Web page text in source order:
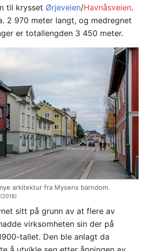
til krysset Ørjeveien/Havnåsveien.
2 970 meter langt, og medregnet
er totallengden 3 450 meter.
arkitektur fra Mysens barndom.
(2018)
sitt på grunn av at flere av
virksomheten sin der på
tallet. Den ble anlagt da